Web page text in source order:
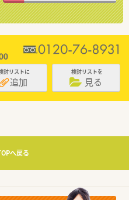
討リストに
追加
検討リストを
見る
へ戻る